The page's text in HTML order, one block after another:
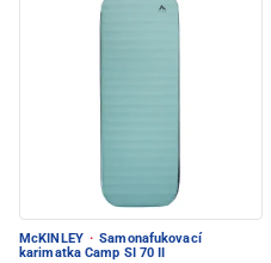
McKINLEY · Samonafukovací
karimatka Camp SI 70 II